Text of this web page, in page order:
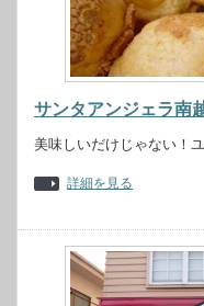
サンタアンジェラ南
美味しいだけじゃない！
詳細を見る